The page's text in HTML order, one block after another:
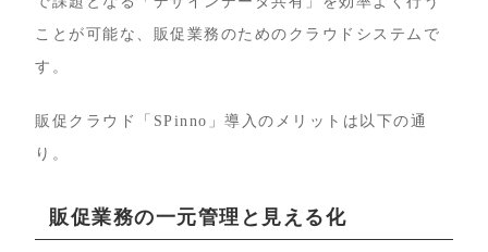
ことが可能な、販促業務のためのクラウドシステムで
す。
販促クラウド「SPinno」導入のメリットは以下の通
り。
販促業務の一元管理と見える化